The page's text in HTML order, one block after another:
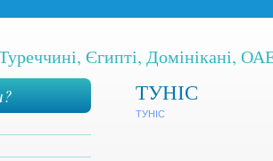
Єгипті, Домінікані,
ТУНІС
ТУНІС